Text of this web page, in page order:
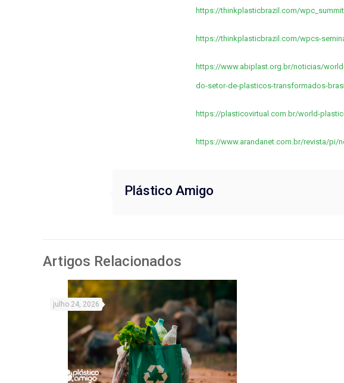
https://thinkplasticbrazil.com/
https://thinkplasticbrazil.com/wpcs-
https://www.abiplast.org.br/noticias/
do-setor-de-plasticos-transformados-
https://plasticovirtual.com.br/world-
https://www.arandanet.com.br/revista/pi/
Plástico Amigo
Artigos Relacionados
julho 24, 2026